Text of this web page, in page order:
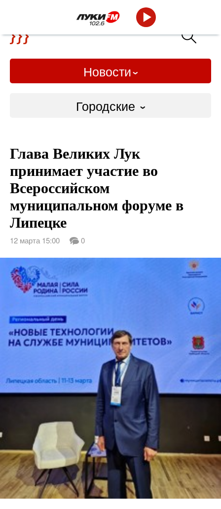
Новости
Городские
Слово Дело
Народные
ВТРК
Глава Великих Лук
принимает участие во
Всероссийском
муниципальном форуме в
Липецке
12 марта 15:00 0